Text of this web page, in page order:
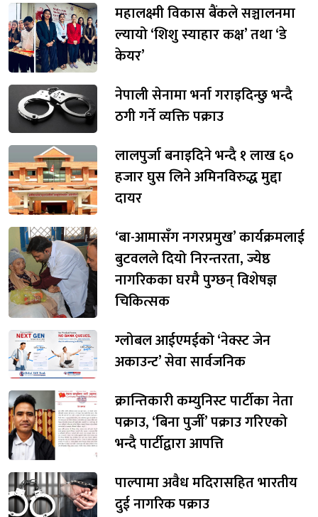
महालक्ष्मी विकास बैंकले सञ्चालनमा
ल्यायो ‘शिशु स्याहार कक्ष’ तथा ‘डे
केयर’
नेपाली सेनामा भर्ना गराइदिन्छु भन्दै
ठगी गर्ने व्यक्ति पक्राउ
लालपुर्जा बनाइदिने भन्दै १ लाख ६०
हजार घुस लिने अमिनविरुद्ध मुद्दा
दायर
‘बा-आमासँग नगरप्रमुख’ कार्यक्रमलाई
बुटवलले दियो निरन्तरता, ज्येष्ठ
नागरिकका घरमै पुग्छन् विशेषज्ञ
चिकित्सक
ग्लोबल आईएमईको ‘नेक्स्ट जेन
अकाउन्ट’ सेवा सार्वजनिक
क्रान्तिकारी कम्युनिस्ट पार्टीका नेता
पक्राउ, ‘बिना पुर्जी’ पक्राउ गरिएको
भन्दै पार्टीद्वारा आपत्ति
पाल्पामा अवैध मदिरासहित भारतीय
दुई नागरिक पक्राउ